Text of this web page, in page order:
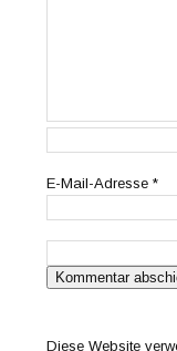
E-Mail-Adresse*
Diese Website